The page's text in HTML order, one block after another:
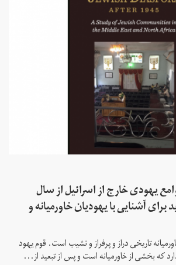
یهودی خارج از اسرائیل از سال
برای آشنایی با یهودیان خاورمیانه و
تاریخی دراز و پرفراز و نشیب است. قوم یهود
که بخشی از خاورمیانه است و پس از تبعید از...